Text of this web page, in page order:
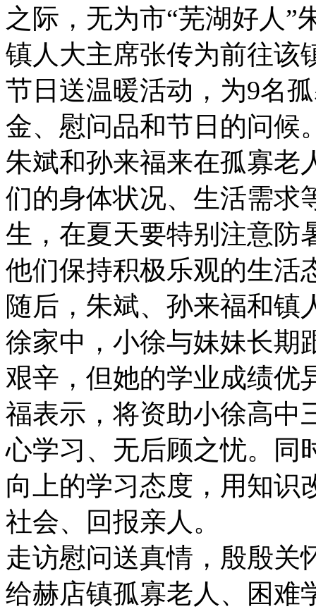
之际，无为市“芜湖好人”
镇人大主席张传为前往该
节日送温暖活动，为9名
金、慰问品和节日的问候
朱斌和孙来福来在孤寡老
们的身体状况、生活需求
生，在夏天要特别注意防
他们保持积极乐观的生活
随后，朱斌、孙来福和镇
徐家中，小徐与妹妹长期
艰辛，但她的学业成绩优
福表示，将资助小徐高中
心学习、无后顾之忧。同
向上的学习态度，用知识
社会、回报亲人。
走访慰问送真情，殷殷关
给赫店镇孤寡老人、困难